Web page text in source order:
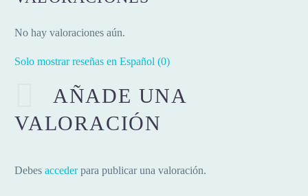
No hay valoraciones aún.
Solo mostrar reseñas en Español (0)
AÑADE UNA
VALORACIÓN
Debes accederpara publicar una valoración.